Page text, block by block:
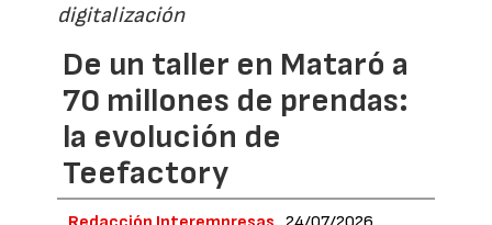
digitalización
De un taller en Mataró a
70 millones de prendas:
la evolución de
Teefactory